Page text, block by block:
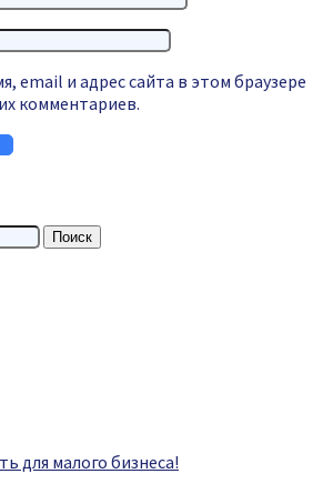
email и адрес сайта в этом браузере
комментариев.
для малого бизнеса!